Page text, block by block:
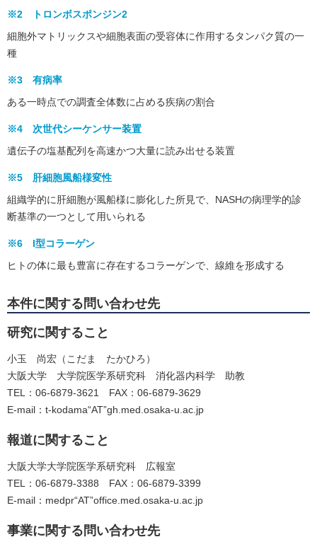
※2 トロンボスポンジン2
細胞外マトリックスや細胞表面の受容体に作用するタンパク質の一
種
※3 有病率
ある一時点での調査全体数に占める疾病の割合
※4 次世代シーケンサー装置
遺伝子の塩基配列を高速かつ大量に読み出せる装置
※5 肝細胞風船様変性
組織学的に肝細胞が風船様に膨化した所見で、NASHの病理学的診
断基準の一つとして用いられる
※6 I型コラーゲン
ヒトの体に最も豊富に存在するコラーゲンで、線維を形成する
本件に関する問い合わせ先
研究に関すること
小玉 尚宏（こだま たかひろ）
大阪大学 大学院医学系研究科 消化器内科学 助教
TEL：06-6879-3621 FAX：06-6879-3629
E-mail：t-kodama“AT”gh.med.osaka-u.ac.jp
報道に関すること
大阪大学大学院医学系研究科 広報室
TEL：06-6879-3388 FAX：06-6879-3399
E-mail：medpr“AT”office.med.osaka-u.ac.jp
事業に関する問い合わせ先